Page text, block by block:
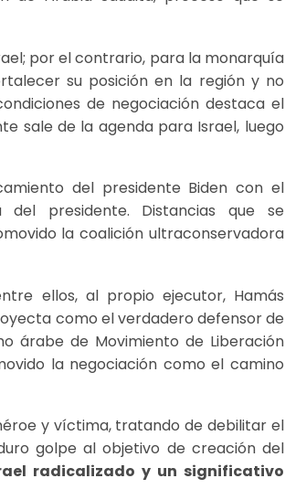
por el contrario, para la monarquía
su posición en la región y no
de negociación destaca el
sale de la agenda para Israel, luego
del presidente Biden con el
presidente. Distancias que se
la coalición ultraconservadora
ellos, al propio ejecutor, Hamás
como el verdadero defensor de
árabe de Movimiento de Liberación
la negociación como el camino
y víctima, tratando de debilitar el
golpe al objetivo de creación del
radicalizado y un significativo